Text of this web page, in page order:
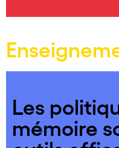
Les
mémoire